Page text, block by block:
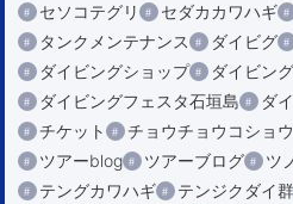
セソコテグリ
セダカカワハギ
タンクメンテナンス
ダイビグ
ダイビングショップ
ダイビン
ダイビングフェスタ石垣島
ダ
チケット
チョウチョウコショ
ツアーblog
ツアーブログ
ツ
テングカワハギ
テンジクダイ群